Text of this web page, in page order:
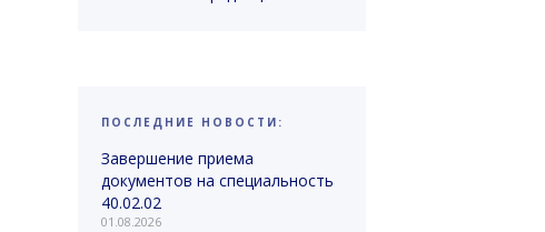
ПОСЛЕДНИЕ НОВОСТИ:
Завершение приема
документов на специальность
40.02.02
01.08.2026